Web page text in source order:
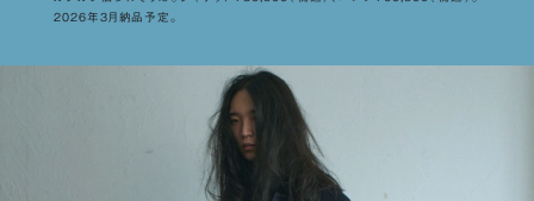
2026年3月納品予定。